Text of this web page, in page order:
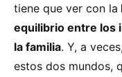
tiene que ver con la
equilibrio entre los
la familia. Y, a
estos dos mundos,